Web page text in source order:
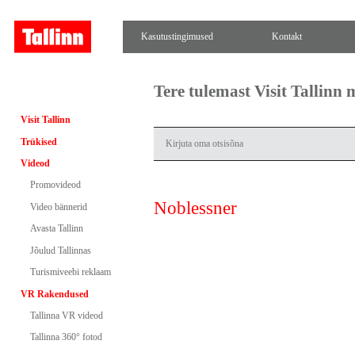
Kasutustingimused Kontakt
Visit Tallinn
Trükised
Videod
Promovideod
Video bännerid
Avasta Tallinn
Jõulud Tallinnas
Turismiveebi reklaam
VR Rakendused
Tallinna VR videod
Tallinna 360° fotod
Tere tulemast Visit Tallinn
Noblessner